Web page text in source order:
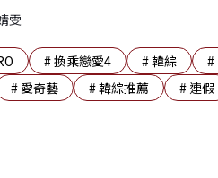
雯
#換乘戀愛4 #韓綜 #
# 愛奇藝 #韓綜推薦 #連假